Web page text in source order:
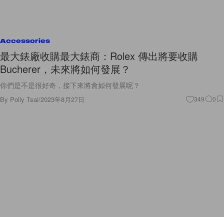
Accessories
最大錶廠收購最大錶商：Rolex 傳出將要收購
Bucherer，未來將如何發展？
你們是不是很好奇，接下來將會如何發展呢？
By Polly Tsai/2023年8月27日 349 0